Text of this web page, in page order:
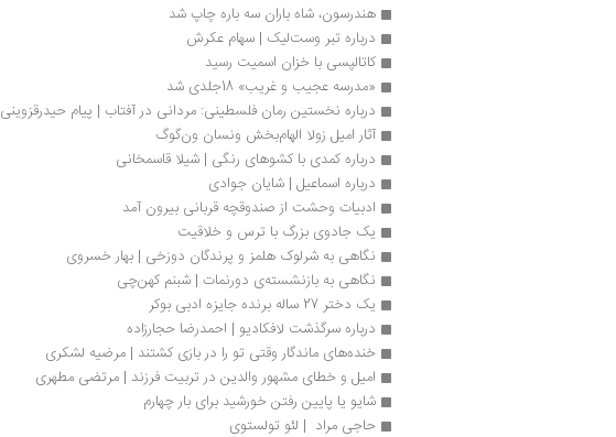
هندرسون، شاه باران سه باره چاپ شد
درباره تبر وست‌لیک | سهام عکرش
کاتالپسی با خزان اسمیت رسید
«مدرسه عجیب و غریب» 18جلدی شد
درباره نخستین رمان فلسطینی: مردانی در آفتاب | پیام حیدرقزوینی
آثار امیل زولا الهام‌بخش ونسان ون‌گوگ
درباره کمدی با کشوهای رنگی | شیلا قاسمخانی
درباره اسماعیل | شایان جوادی
ادبیات وحشت از صندوقچه قربانی بیرون آمد
یک جادوی بزرگ با ترس و خلاقیت
نگاهی به شرلوک هلمز و پرندگان دوزخی | بهار خسروی
نگاهی به بازنشسته‌ی دورنمات | شبنم کهن‌چی
یک دختر 27 ساله برنده جایزه ادبی بوکر
درباره سرگذشت لافکادیو | احمدرضا حجارزاده
خنده‌های ماندگار وقتی تو را ‌در ‌بازی‌ کشتند | مرضیه لشکری
امیل و خطای مشهور والدین در تربیت فرزند | مرتضی مطهری
شایو یا پایین رفتن خورشید برای بار چهارم
حاجی مراد  | لئو تولستوی